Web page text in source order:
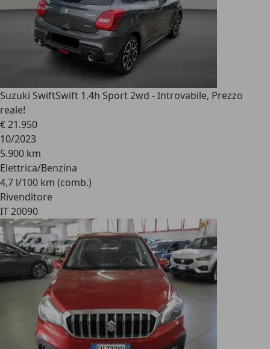
Suzuki SwiftSwift 1.4h Sport 2wd - Introvabile, Prezzo
reale!
€ 21.950
10/2023
5.900 km
Elettrica/Benzina
4,7 l/100 km (comb.)
Rivenditore
IT 20090